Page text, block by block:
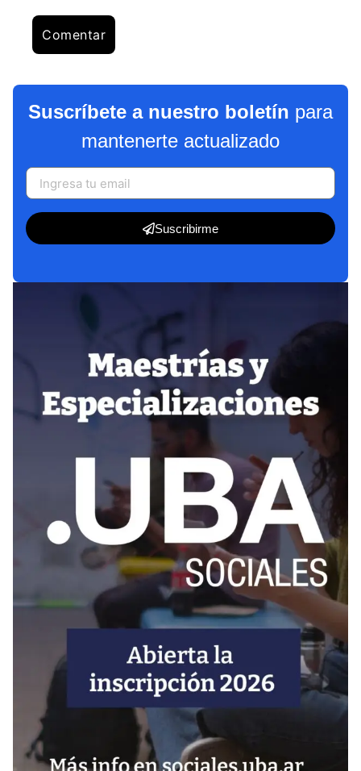
Suscríbete a nuestro boletín para
mantenerte actualizado
Suscribirme